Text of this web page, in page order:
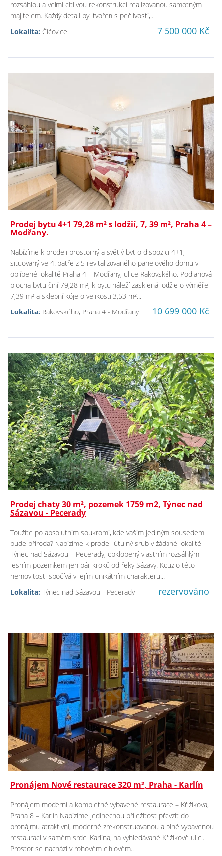
rozsáhlou a velmi citlivou rekonstrukcí realizovanou samotným
majitelem. Každý detail byl tvořen s pečlivostí,..
Lokalita: Číčovice 7 500 000 Kč
Prodej bytu 4+1 79,28 m² s lodžií, 7, 39 m², Praha 4 –
Modřany.
Nabízíme k prodeji prostorný a světlý byt o dispozici 4+1,
situovaný ve 4. patře z 5 revitalizovaného panelového domu v
oblíbené lokalitě Praha 4 – Modřany, ulice Rakovského. Podlahová
plocha bytu činí 79,28 m², k bytu náleží zasklená lodžie o výměře
7,39 m² a sklepní kóje o velikosti 3,53 m²...
Lokalita: Rakovského, Praha 4 - Modřany 10 699 000 Kč
Prodej chaty 30 m², pozemek 1759 m2, Týnec nad
Sázavou - Pecerady
Toužíte po absolutním soukromí, kde vaším jediným sousedem
bude příroda? Nabízíme k prodeji útulný srub v žádané lokalitě
Týnec nad Sázavou – Pecerady, obklopený vlastním rozsáhlým
lesním pozemkem jen pár kroků od řeky Sázavy. Kouzlo této
nemovitosti spočívá v jejím unikátním charakteru...
Lokalita: Týnec nad Sázavou - Pecerady rezervováno
Pronájem Nové restaurace 320 m², Praha - Karlín
Pronájem moderní a kompletně vybavené restaurace – Křižíkova,
Praha 8 – Karlín Nabízíme jedinečnou příležitost převzít do
pronájmu atraktivní, moderně zrekonstruovanou a plně vybavenou
restauraci v samém srdci Karlína, na vyhledávané Křižíkově ulici.
Prostor se nachází v rohovém cihlovém..